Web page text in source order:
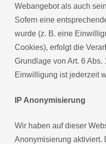
Webangebot als auch
Sofern eine
wurde (z. B. eine
Cookies), erfolgt die
Grundlage von Art. 6 Abs.
Einwilligung ist jederzeit
IP Anonymisierung
Wir haben auf dieser
Anonymisierung aktiviert.